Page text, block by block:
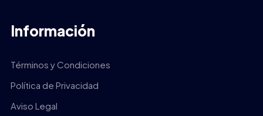
Información
Términos y Condiciones
Política de Privacidad
Aviso Legal